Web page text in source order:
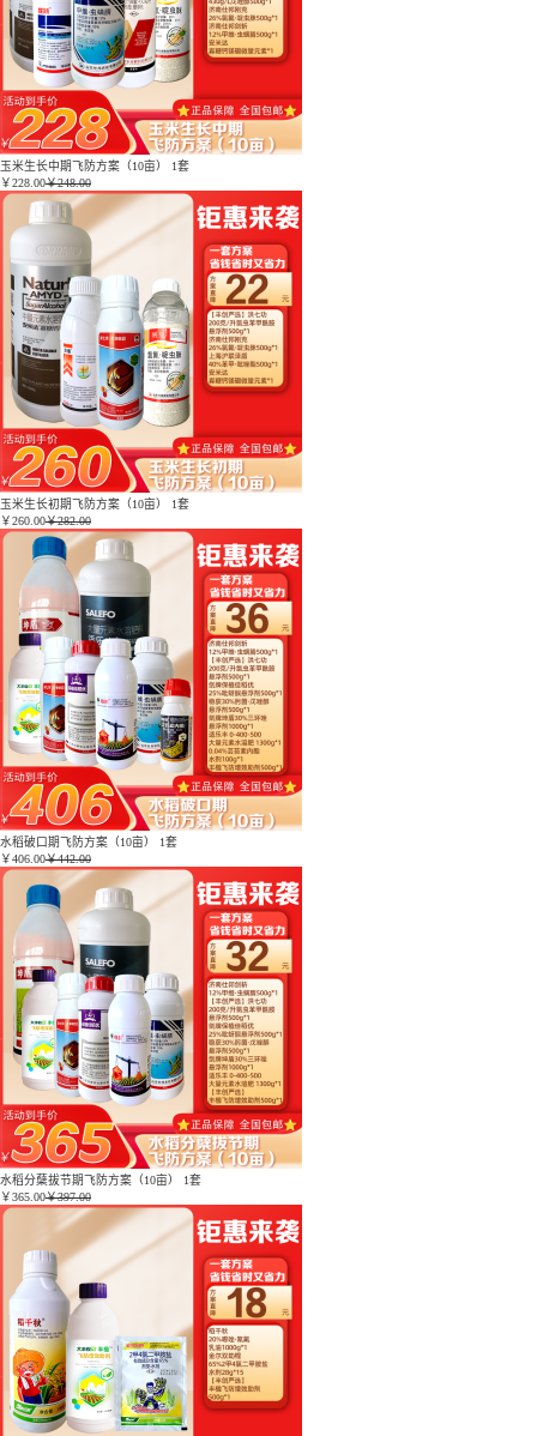
玉米生长中期飞防方案（10亩） 1套
￥228.00￥248.00
玉米生长初期飞防方案（10亩） 1套
￥260.00￥282.00
水稻破口期飞防方案（10亩） 1套
￥406.00￥442.00
水稻分蘖拔节期飞防方案（10亩） 1套
￥365.00￥397.00